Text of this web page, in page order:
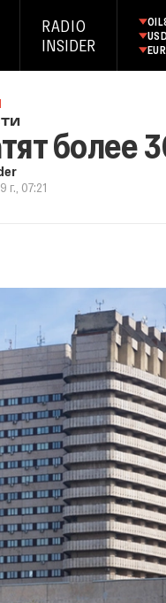
RADIO
INSIDER
OIL
EUR
более
г., 07:21